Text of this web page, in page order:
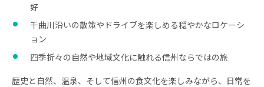
好
千曲川沿いの散策やドライブを楽しめる穏やかなロケーシ
ョン
四季折々の自然や地域文化に触れる信州ならではの旅
歴史と自然、温泉、そして信州の食文化を楽しみながら、日常を